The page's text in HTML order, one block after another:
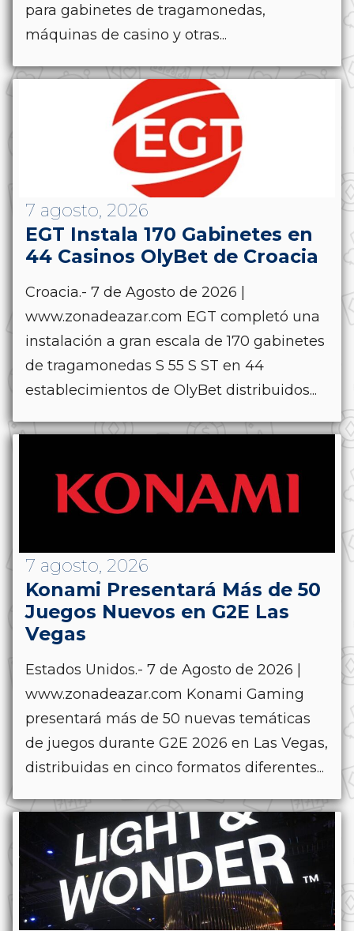
para gabinetes de tragamonedas,
máquinas de casino y otras...
7 agosto, 2026
EGT Instala 170 Gabinetes en
44 Casinos OlyBet de Croacia
Croacia.- 7 de Agosto de 2026 |
www.zonadeazar.com EGT completó una
instalación a gran escala de 170 gabinetes
de tragamonedas S 55 S ST en 44
establecimientos de OlyBet distribuidos...
7 agosto, 2026
Konami Presentará Más de 50
Juegos Nuevos en G2E Las
Vegas
Estados Unidos.- 7 de Agosto de 2026 |
www.zonadeazar.com Konami Gaming
presentará más de 50 nuevas temáticas
de juegos durante G2E 2026 en Las Vegas,
distribuidas en cinco formatos diferentes...